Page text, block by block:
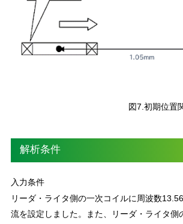
図7.初期位置関
解析条件
入力条件
リーダ・ライタ側の一次コイルに周波数
流を設定しました。また、リーダ・ライタ側